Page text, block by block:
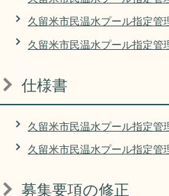
久留米市民温水プール指定管
久留米市民温水プール指定管
仕様書
久留米市民温水プール指定管
久留米市民温水プール指定管
募集要項の修正